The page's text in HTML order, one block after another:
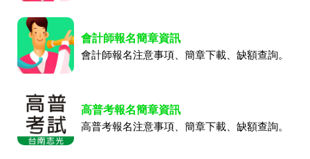
會計師報名簡章資訊
會計師報名注意事項、簡章下載、缺額查詢。
高普考報名簡章資訊
高普考報名注意事項、簡章下載、缺額查詢。